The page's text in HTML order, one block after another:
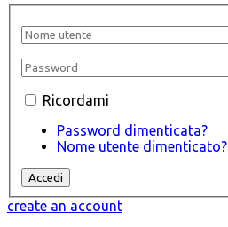
Ricordami
Password dimenticata?
Nome utente dimenticato?
create an account